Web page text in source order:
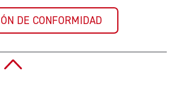
DE CONFORMIDAD